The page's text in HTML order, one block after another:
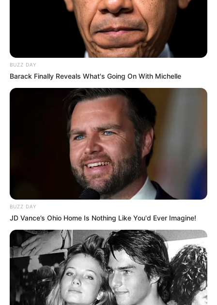
BUZZ DAY
Barack Finally Reveals What's Going On With Michelle
BUZZ DAY
JD Vance’s Ohio Home Is Nothing Like You'd Ever Imagine!